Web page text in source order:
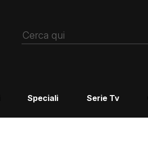
Speciali Serie Tv